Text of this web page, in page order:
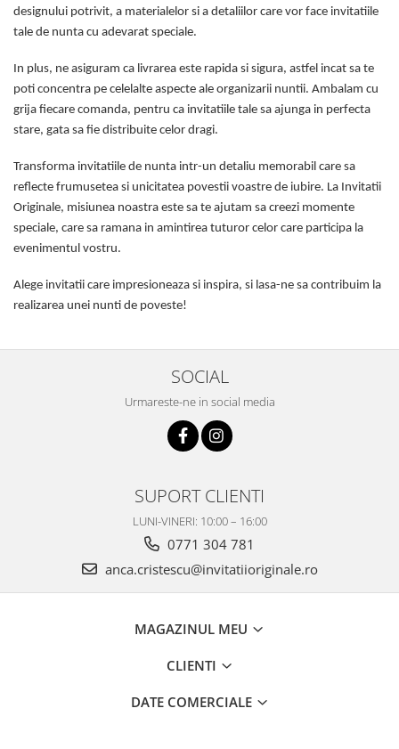
designului potrivit, a materialelor si a detaliilor care vor face invitatiile
tale de nunta cu adevarat speciale.
In plus, ne asiguram ca livrarea este rapida si sigura, astfel incat sa te
poti concentra pe celelalte aspecte ale organizarii nuntii. Ambalam cu
grija fiecare comanda, pentru ca invitatiile tale sa ajunga in perfecta
stare, gata sa fie distribuite celor dragi.
Transforma invitatiile de nunta intr-un detaliu memorabil care sa
reflecte frumusetea si unicitatea povestii voastre de iubire. La Invitatii
Originale, misiunea noastra este sa te ajutam sa creezi momente
speciale, care sa ramana in amintirea tuturor celor care participa la
evenimentul vostru.
Alege invitatii care impresioneaza si inspira, si lasa-ne sa contribuim la
realizarea unei nunti de poveste!
SOCIAL
Urmareste-ne in social media
SUPORT CLIENTI
LUNI-VINERI: 10:00 – 16:00
0771 304 781
anca.cristescu@invitatiioriginale.ro
MAGAZINUL MEU
CLIENTI
DATE COMERCIALE